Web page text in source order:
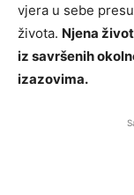
vjera u sebe
života. Njena
iz savršenih
izazovima.